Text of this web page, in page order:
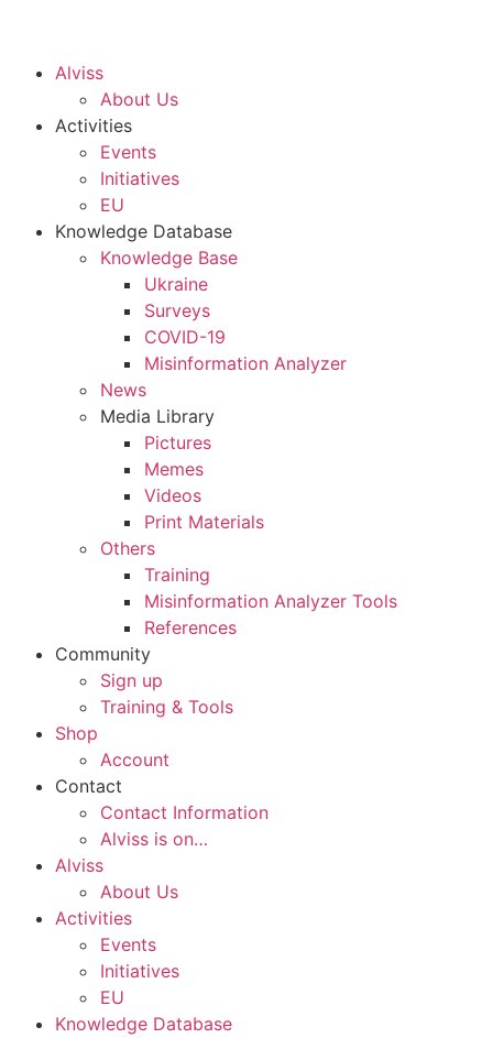
Alviss
About Us
Activities
Events
Initiatives
EU
Knowledge Database
Knowledge Base
Ukraine
Surveys
COVID-19
Misinformation Analyzer
News
Media Library
Pictures
Memes
Videos
Print Materials
Others
Training
Misinformation Analyzer Tools
References
Community
Sign up
Training & Tools
Shop
Account
Contact
Contact Information
Alviss is on…
Alviss
About Us
Activities
Events
Initiatives
EU
Knowledge Database